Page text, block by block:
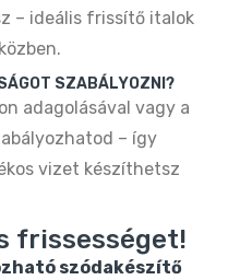
– ideális frissítő italok
SZABÁLYOZNI?
adagolásával vagy a
– így
vizet készíthetsz
frissességet!
szódakészítő